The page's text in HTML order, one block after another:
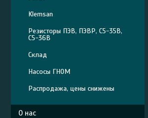
Klemsan
Резисторы ПЭВ, ПЭВР, С5-35В,
С5-36В
Склад
Насосы ГНОМ
Распродажа, цены снижены
О нас